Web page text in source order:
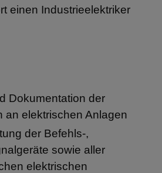
einen Industrieelektriker
Dokumentation der
an elektrischen Anlagen
der Befehls-,
sowie aller
elektrischen